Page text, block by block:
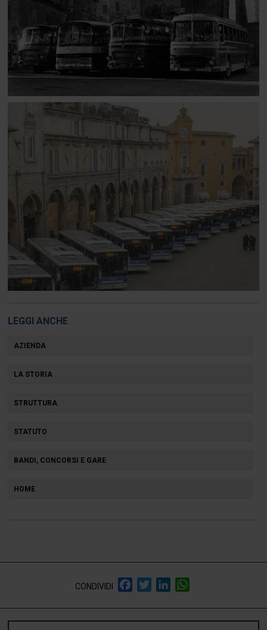
LEGGI ANCHE
AZIENDA
LA STORIA
STRUTTURA
STATUTO
BANDI, CONCORSI E GARE
HOME
CONDIVIDI FacebookTwitterLinkedIn